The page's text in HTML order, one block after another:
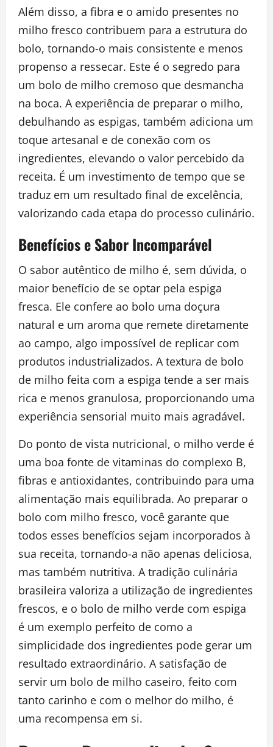
Além disso, a fibra e o amido presentes no
milho fresco contribuem para a estrutura do
bolo, tornando-o mais consistente e menos
propenso a ressecar. Este é o segredo para
um bolo de milho cremoso que desmancha
na boca. A experiência de preparar o milho,
debulhando as espigas, também adiciona um
toque artesanal e de conexão com os
ingredientes, elevando o valor percebido da
receita. É um investimento de tempo que se
traduz em um resultado final de excelência,
valorizando cada etapa do processo culinário.
Benefícios e Sabor Incomparável
O sabor autêntico de milho é, sem dúvida, o
maior benefício de se optar pela espiga
fresca. Ele confere ao bolo uma doçura
natural e um aroma que remete diretamente
ao campo, algo impossível de replicar com
produtos industrializados. A textura de bolo
de milho feita com a espiga tende a ser mais
rica e menos granulosa, proporcionando uma
experiência sensorial muito mais agradável.
Do ponto de vista nutricional, o milho verde é
uma boa fonte de vitaminas do complexo B,
fibras e antioxidantes, contribuindo para uma
alimentação mais equilibrada. Ao preparar o
bolo com milho fresco, você garante que
todos esses benefícios sejam incorporados à
sua receita, tornando-a não apenas deliciosa,
mas também nutritiva. A tradição culinária
brasileira valoriza a utilização de ingredientes
frescos, e o bolo de milho verde com espiga
é um exemplo perfeito de como a
simplicidade dos ingredientes pode gerar um
resultado extraordinário. A satisfação de
servir um bolo de milho caseiro, feito com
tanto carinho e com o melhor do milho, é
uma recompensa em si.